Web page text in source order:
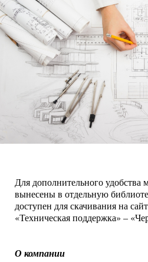
Для дополнительного
вынесены в отдельную
доступен для скачивания на
«Техническая поддержка» –
О компании